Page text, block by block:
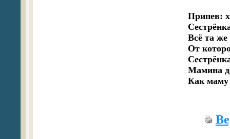
Припев:
Всё та же
От
Мамина